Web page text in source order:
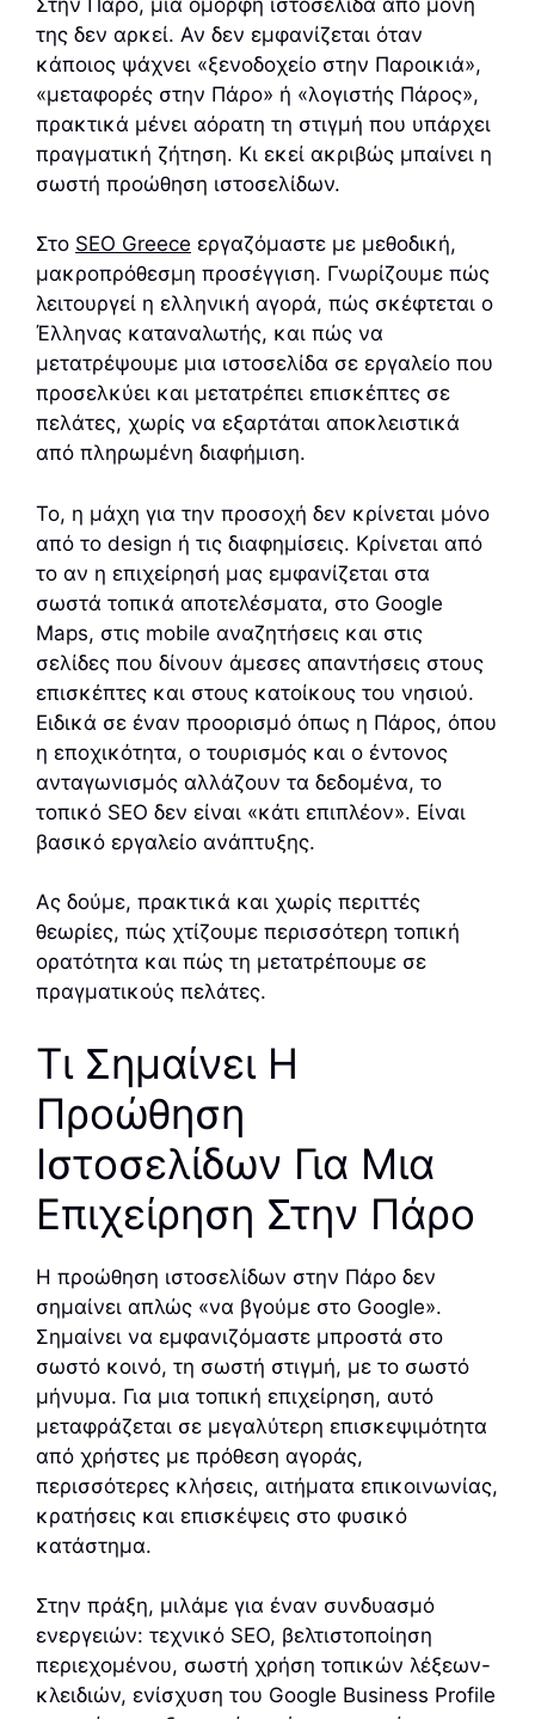
της δεν αρκεί. Αν δεν εμφανίζεται όταν
κάποιος ψάχνει «ξενοδοχείο στην Παροικιά»,
«μεταφορές στην Πάρο» ή «λογιστής Πάρος»,
πρακτικά μένει αόρατη τη στιγμή που υπάρχει
πραγματική ζήτηση. Κι εκεί ακριβώς μπαίνει η
σωστή προώθηση ιστοσελίδων.
Στο SEO Greece εργαζόμαστε με μεθοδική,
μακροπρόθεσμη προσέγγιση. Γνωρίζουμε πώς
λειτουργεί η ελληνική αγορά, πώς σκέφτεται ο
Έλληνας καταναλωτής, και πώς να
μετατρέψουμε μια ιστοσελίδα σε εργαλείο που
προσελκύει και μετατρέπει επισκέπτες σε
πελάτες, χωρίς να εξαρτάται αποκλειστικά
από πληρωμένη διαφήμιση.
Το, η μάχη για την προσοχή δεν κρίνεται μόνο
από το design ή τις διαφημίσεις. Κρίνεται από
το αν η επιχείρησή μας εμφανίζεται στα
σωστά τοπικά αποτελέσματα, στο Google
Maps, στις mobile αναζητήσεις και στις
σελίδες που δίνουν άμεσες απαντήσεις στους
επισκέπτες και στους κατοίκους του νησιού.
Ειδικά σε έναν προορισμό όπως η Πάρος, όπου
η εποχικότητα, ο τουρισμός και ο έντονος
ανταγωνισμός αλλάζουν τα δεδομένα, το
τοπικό SEO δεν είναι «κάτι επιπλέον». Είναι
βασικό εργαλείο ανάπτυξης.
Ας δούμε, πρακτικά και χωρίς περιττές
θεωρίες, πώς χτίζουμε περισσότερη τοπική
ορατότητα και πώς τη μετατρέπουμε σε
πραγματικούς πελάτες.
Τι Σημαίνει Η
Προώθηση
Ιστοσελίδων Για Μια
Επιχείρηση Στην Πάρο
Η προώθηση ιστοσελίδων στην Πάρο δεν
σημαίνει απλώς «να βγούμε στο Google».
Σημαίνει να εμφανιζόμαστε μπροστά στο
σωστό κοινό, τη σωστή στιγμή, με το σωστό
μήνυμα. Για μια τοπική επιχείρηση, αυτό
μεταφράζεται σε μεγαλύτερη επισκεψιμότητα
από χρήστες με πρόθεση αγοράς,
περισσότερες κλήσεις, αιτήματα επικοινωνίας,
κρατήσεις και επισκέψεις στο φυσικό
κατάστημα.
Στην πράξη, μιλάμε για έναν συνδυασμό
ενεργειών: τεχνικό SEO, βελτιστοποίηση
περιεχομένου, σωστή χρήση τοπικών λέξεων-
κλειδιών, ενίσχυση του Google Business Profile